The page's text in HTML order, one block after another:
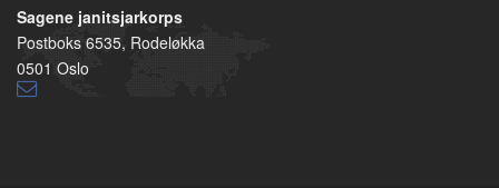
Sagene janitsjarkorps
Postboks 6535, Rodeløkka
0501 Oslo